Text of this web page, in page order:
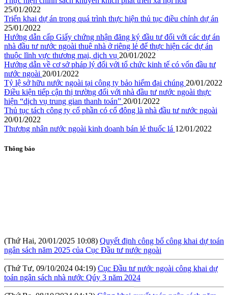
25/01/2022
Triển khai dự án trong quá trình thực hiện thủ tục điều chỉnh dự án
25/01/2022
Hướng dẫn cấp Giấy chứng nhận đăng ký đầu tư đối với các dự án
nhà đầu tư nước ngoài thuê nhà ở riêng lẻ để thực hiện các dự án
thuộc lĩnh vực thương mại, dịch vụ 20/01/2022
Hướng dẫn về cơ sở pháp lý đối với tổ chức kinh tế có vốn đầu tư
nước ngoài 20/01/2022
Tỷ lệ sở hữu nước ngoài tại công ty bảo hiểm đại chúng 20/01/2022
Điều kiện tiếp cận thị trường đối với nhà đầu tư nước ngoài thực
hiện “dịch vụ trung gian thanh toán” 20/01/2022
Thủ tục tách công ty cổ phần có cổ đông là nhà đầu tư nước ngoài
20/01/2022
Thương nhân nước ngoài kinh doanh bán lẻ thuốc lá 12/01/2022
Thông báo
ngân sách năm 2025 của Cục Đầu tư nước ngoài
(Thứ Tư, 09/10/2024 04:19)Cục Đầu tư nước ngoài công khai dự
toán ngân sách nhà nước Qúy 3 năm 2024
(Thứ Ba, 08/10/2024 04:12)Công khai quyết toán ngân sách năm